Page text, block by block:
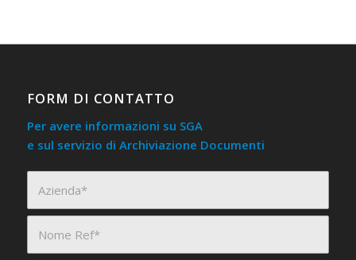
FORM DI CONTATTO
Per avere informazioni su SGA
e sul servizio di Archiviazione Documenti